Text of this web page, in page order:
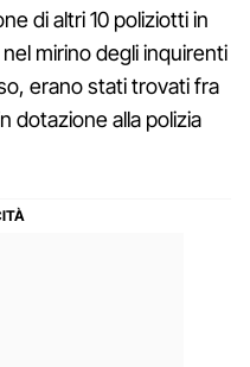
di altri 10 poliziotti in
mirino degli inquirenti
erano stati trovati fra
dotazione alla polizia